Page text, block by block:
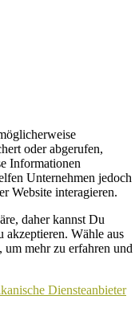
oder abgerufen,
Informationen
Unternehmen jedoch
Website interagieren.
daher kannst Du
akzeptieren. Wähle aus
um mehr zu erfahren und
Diensteanbieter